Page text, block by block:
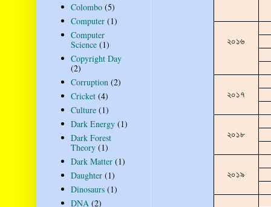
২০১৬
২০১৭
২০১৮
২০১৯
Colombo (5)
Computer (1)
Computer
Science (1)
Copyright Day
(2)
Corruption (2)
Cricket (4)
Culture (1)
Dark Energy (1)
Dark Forest
Theory (1)
Dark Matter (1)
Daughter (1)
Dinosaurs (1)
DNA (2)